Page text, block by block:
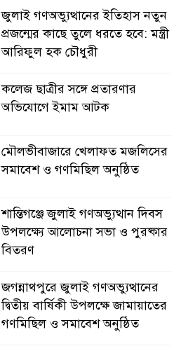
জুলাই গণঅভ্যুত্থানের ইতিহাস নতুন
প্রজন্মের কাছে তুলে ধরতে হবে: মন্ত্রী
আরিফুল হক চৌধুরী
কলেজ ছাত্রীর সঙ্গে প্রতারণার
অভিযোগে ইমাম আটক
মৌলভীবাজারে খেলাফত মজলিসের
সমাবেশ ও গণমিছিল অনুষ্ঠিত
শান্তিগঞ্জে জুলাই গণঅভ্যুত্থান দিবস
উপলক্ষ্যে আলোচনা সভা ও পুরষ্কার
বিতরণ
জগন্নাথপুরে জুলাই গণঅভ্যুত্থানের
দ্বিতীয় বার্ষিকী উপলক্ষে জামায়াতের
গণমিছিল ও সমাবেশ অনুষ্ঠিত